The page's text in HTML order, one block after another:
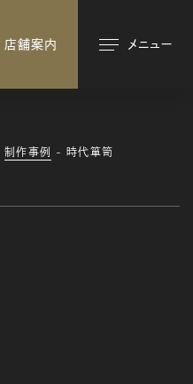
店舗案内 メニュー
制作事例 時代箪笥